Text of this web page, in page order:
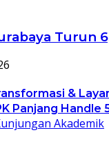
Turun
&
Panjang Handle